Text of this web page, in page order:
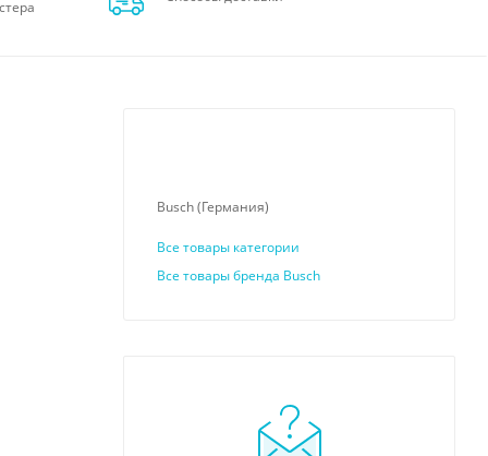
Busch (Германия)
Все товары категории
Все товары бренда Busch